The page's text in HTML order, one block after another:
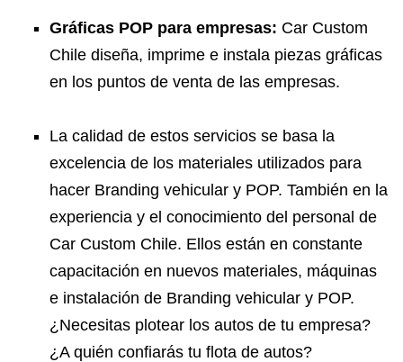
Gráficas POP para empresas: Car Custom
Chile diseña, imprime e instala piezas gráficas
en los puntos de venta de las empresas.
La calidad de estos servicios se basa la
excelencia de los materiales utilizados para
hacer Branding vehicular y POP. También en la
experiencia y el conocimiento del personal de
Car Custom Chile. Ellos están en constante
capacitación en nuevos materiales, máquinas
e instalación de Branding vehicular y POP.
¿Necesitas plotear los autos de tu empresa?
¿A quién confiarás tu flota de autos?